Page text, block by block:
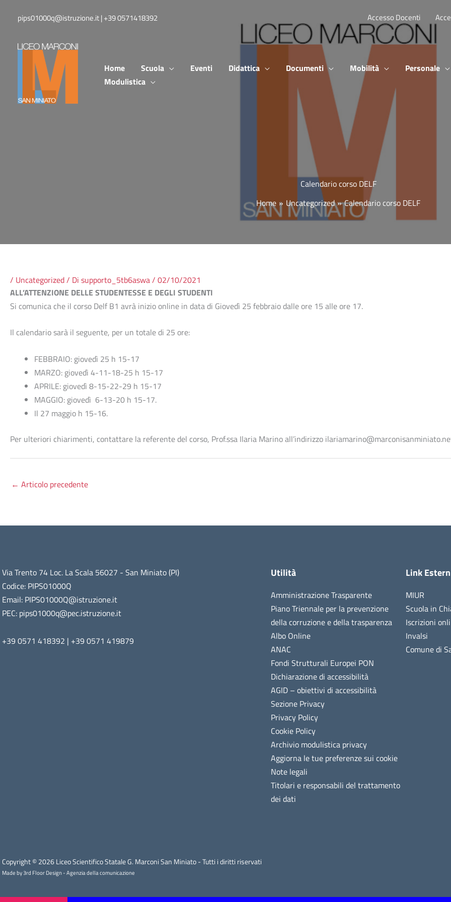
pips01000q@istruzione.it | +39 0571418392 Accesso Docenti
Home Scuola Eventi Didattica Documenti Mobilità
Personale
Modulistica
Calendario corso DELF
Home
Uncategorized Calendario corso DELF
/ Uncategorized/ Di supporto_5tb6aswa/ 02/10/2021
ALL’ATTENZIONE DELLE STUDENTESSE E DEGLI STUDENTI
Si comunica che il corso Delf B1 avrà inizio online in data di Giovedì 25 febbraio dalle ore 15 alle ore 17.
Il calendario sarà il seguente, per un totale di 25 ore:
FEBBRAIO: giovedì 25 h 15-17
MARZO: giovedì 4-11-18-25 h 15-17
APRILE: giovedì 8-15-22-29 h 15-17
MAGGIO: giovedì 6-13-20 h 15-17.
Il 27 maggio h 15-16.
Per ulteriori chiarimenti, contattare la referente del corso, Prof.ssa Ilaria Marino all’indirizzo
← Articolo precedente
Via Trento 74 Loc. La Scala 56027 - San Miniato (PI)
Codice: PIPS01000Q
Email: PIPS01000Q@istruzione.it
PEC: pips01000q@pec.istruzione.it
+39 0571 418392 | +39 0571 419879
Utilità
Amministrazione Trasparente
Piano Triennale per la prevenzione
della corruzione e della trasparenza
Albo Online
ANAC
Fondi Strutturali Europei PON
Dichiarazione di accessibilità
AGID – obiettivi di accessibilità
Sezione Privacy
Privacy Policy
Cookie Policy
Archivio modulistica privacy
Aggiorna le tue preferenze sui cookie
Note legali
Titolari e responsabili del trattamento
dei dati
Link
MIUR
Scuola in
Iscrizioni
Invalsi
Comune di
Copyright © 2026 Liceo Scientifico Statale G. Marconi San Miniato - Tutti i diritti riservati
Made by 3rd Floor Design - Agenzia della comunicazione